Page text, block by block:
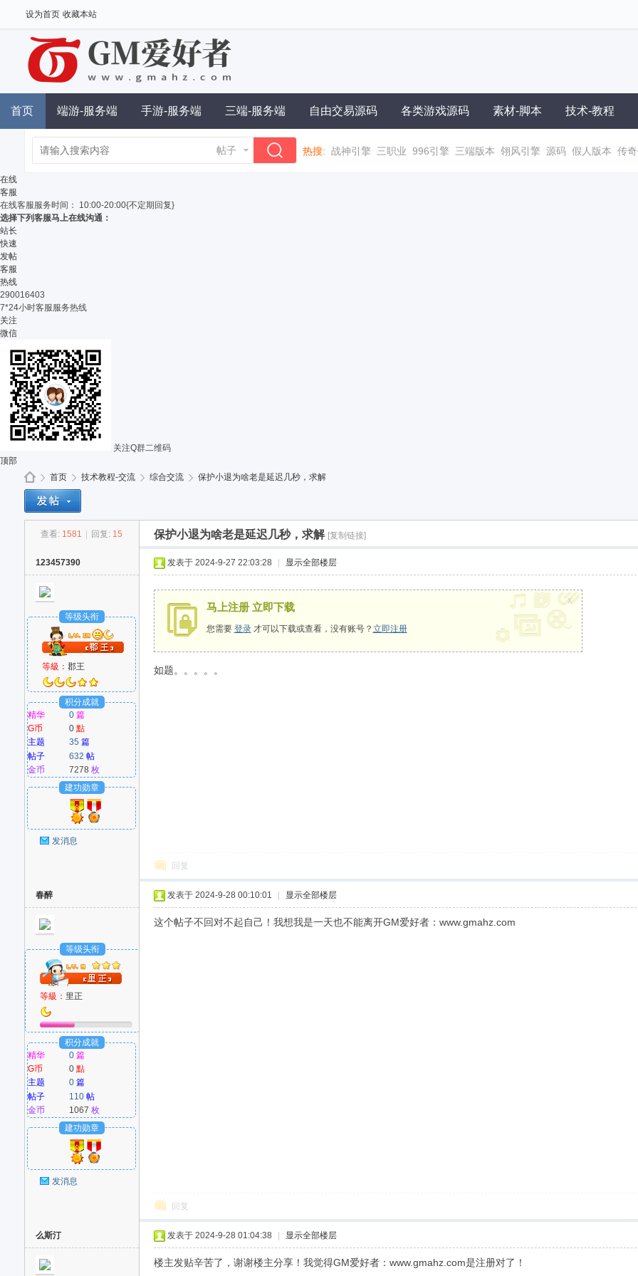
设为首页 收藏本站
首页 端游-服务端 手游-服务端 三端-服务端 自由交易源码 各类游戏源码 素材-脚本 技术-教程
帖子 热搜: 战神引擎 三职业 996引擎 三端版本 翎风引擎 源码 假人版本 传
在线
客服
在线客服服务时间： 10:00-20:00{不定期回复}
选择下列客服马上在线沟通：
站长
快速
发帖
客服
热线
290016403
7*24小时客服服务热线
关注
微信
关注Q群二维码
顶部
M
爱
好
者
首页
›
技术教程-交流 综合交流
›
保护小退为啥老是延迟几秒，求解
查看: 1581 回复: 15 保护小退为啥老是延迟几秒，求解 [复制链接]
123457390
等级头衔
等級：郡王
积分成就
精华
0 篇
G币
0點
主题
35 篇
帖子
632 帖
金币
7278枚
建功勋章
发消息
发表于 2024-9-27 22:03:28 显示全部楼层
马上注册 立即下载
您需要 登录才可以下载或查看，没有账号？ 立即注册
x
如题。。。。。
回复
春醉
等级头衔
等級： 里正
积分成就
精华
0 篇
G币
0點
主题
0 篇
帖子
110 帖
金币
1067枚
建功勋章
发消息
发表于 2024-9-28 00:10:01 显示全部楼层
这个帖子不回对不起自己！我想我是一天也不能离开GM爱好者：www.gmahz.com
回复
么斯汀 发表于 2024-9-28 01:04:38 显示全部楼层
楼主发贴辛苦了，谢谢楼主分享！我觉得GM爱好者：www.gmahz.com是注册对了！